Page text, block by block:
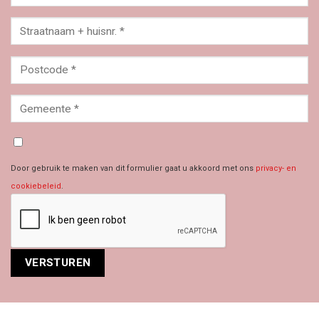
Door gebruik te maken van dit formulier gaat u akkoord met ons privacy- en
cookiebeleid